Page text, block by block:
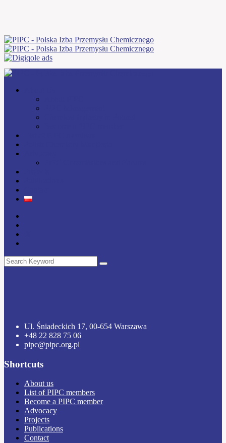
Ul. Śniadeckich 17, 00-654 Warszawa
+48 22 828 75 06
pipc@pipc.org.pl
Shortcuts
About us
List of PIPC members
Become a PIPC member
Advocacy
Projects
Publications
Contact